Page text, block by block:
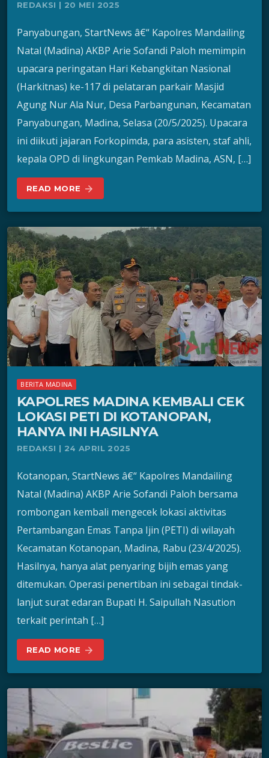
REDAKSI | 20 MEI 2025
Panyabungan, StartNews â€“ Kapolres Mandailing
Natal (Madina) AKBP Arie Sofandi Paloh memimpin
upacara peringatan Hari Kebangkitan Nasional
(Harkitnas) ke-117 di pelataran parkair Masjid
Agung Nur Ala Nur, Desa Parbangunan, Kecamatan
Panyabungan, Madina, Selasa (20/5/2025). Upacara
ini diikuti jajaran Forkopimda, para asisten, staf ahli,
kepala OPD di lingkungan Pemkab Madina, ASN, […]
READ MORE arrow_forward
BERITA MADINA
KAPOLRES MADINA KEMBALI CEK
LOKASI PETI DI KOTANOPAN,
HANYA INI HASILNYA
REDAKSI | 24 APRIL 2025
Kotanopan, StartNews â€“ Kapolres Mandailing
Natal (Madina) AKBP Arie Sofandi Paloh bersama
rombongan kembali mengecek lokasi aktivitas
Pertambangan Emas Tanpa Ijin (PETI) di wilayah
Kecamatan Kotanopan, Madina, Rabu (23/4/2025).
Hasilnya, hanya alat penyaring bijih emas yang
ditemukan. Operasi penertiban ini sebagai tindak-
lanjut surat edaran Bupati H. Saipullah Nasution
terkait perintah […]
READ MORE arrow_forward